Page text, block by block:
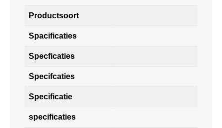
Productsoort
Spacificaties
Specficaties
Specifcaties
Specificatie
specificaties